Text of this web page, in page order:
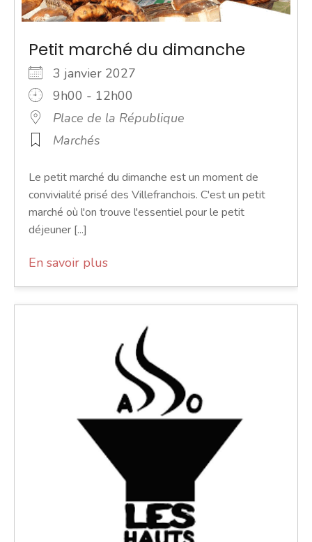
Petit marché du dimanche
3 janvier 2027
9h00 - 12h00
Place de la République
Marchés
Le petit marché du dimanche est un moment de
convivialité prisé des Villefranchois. C'est un petit
marché où l'on trouve l'essentiel pour le petit
déjeuner [...]
En savoir plus